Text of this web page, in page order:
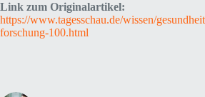
Link zum Originalartikel:
https://www.tagesschau.de/wissen/
forschung-100.html